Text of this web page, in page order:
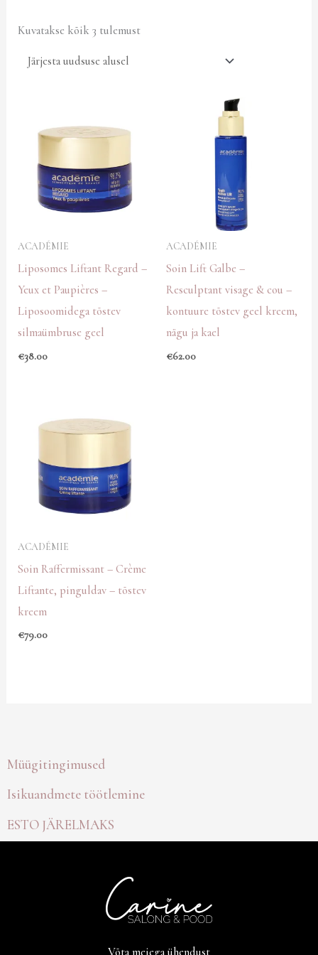
Kuvatakse kõik 3 tulemust
ACADÉMIE
Liposomes Liftant Regard –
Yeux et Paupières –
Liposoomidega tõstev
silmaümbruse geel
€38.00
ACADÉMIE
Soin Lift Galbe –
Resculptant visage & cou –
kontuure tõstev geel kreem,
nägu ja kael
€62.00
ACADÉMIE
Soin Raffermissant – Crème
Liftante, pinguldav – tõstev
kreem
€79.00
Müügitingimused
Isikuandmete töötlemine
ESTO JÄRELMAKS
Võta meiega ühendust